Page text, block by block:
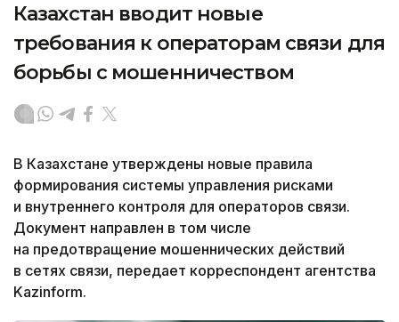
Казахстан вводит новые
требования к операторам связи для
борьбы с мошенничеством
В Казахстане утверждены новые правила
формирования системы управления рисками
и внутреннего контроля для операторов связи.
Документ направлен в том числе
на предотвращение мошеннических действий
в сетях связи, передает корреспондент агентства
Kazinform.